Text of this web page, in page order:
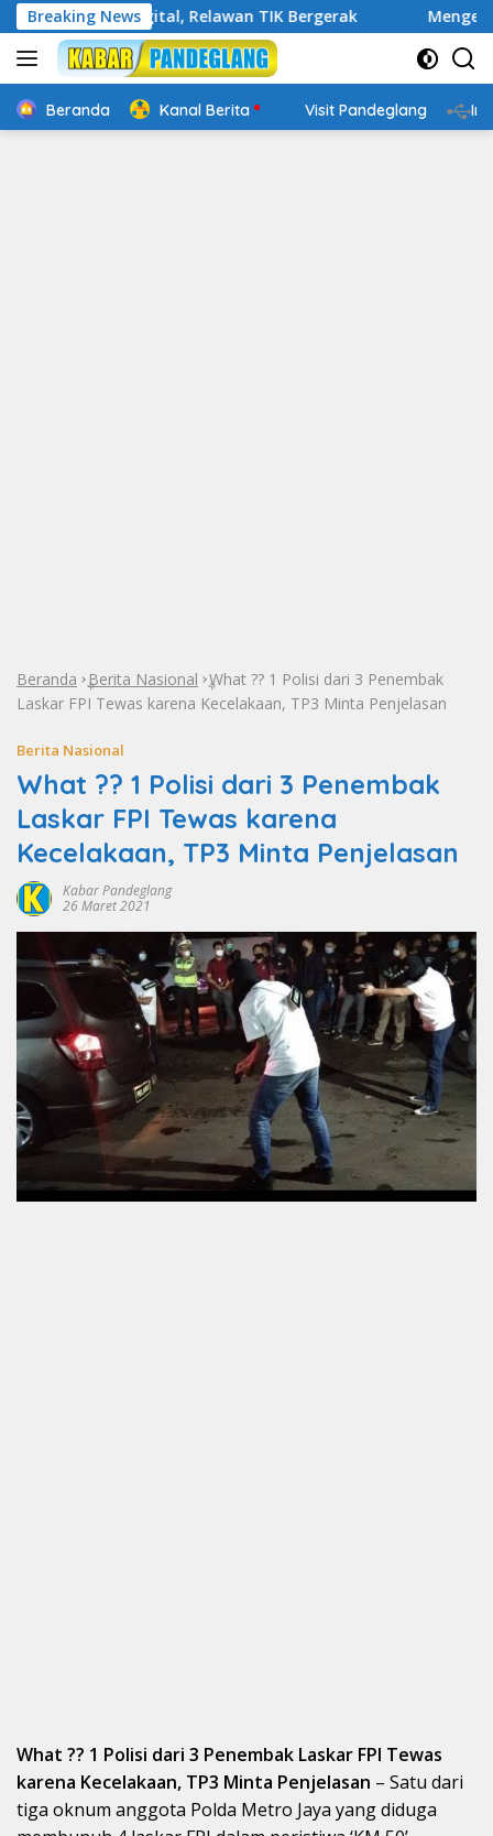
Langsung
ke
konten
Breaking News
Digital, Relawan TIK Bergerak Mengenal Website
Beranda Kanal Berita Visit Pandeglang
Beranda »Berita Nasional »
What ?? 1 Polisi dari 3 Penembak
Laskar FPI Tewas karena Kecelakaan, TP3 Minta Penjelasan
Berita Nasional
What ?? 1 Polisi dari 3 Penembak
Laskar FPI Tewas karena
Kecelakaan, TP3 Minta Penjelasan
Kabar Pandeglang
26 Maret 2021
What ?? 1 Polisi dari 3 Penembak Laskar FPI Tewas
karena Kecelakaan, TP3 Minta Penjelasan – Satu dari
tiga oknum anggota Polda Metro Jaya yang diduga